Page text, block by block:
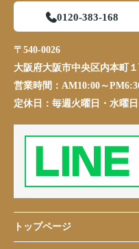
0120-383-168
〒540-0026
大阪府大阪市中央区内本町
営業時間： AM10:00～
定休日： 毎週火曜日・水曜日
トップページ